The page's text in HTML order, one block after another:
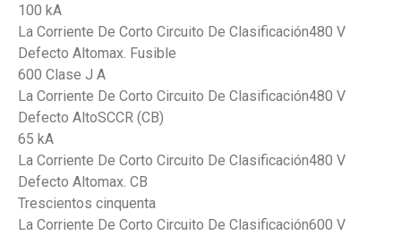
100 kA
La Corriente De Corto Circuito De Clasificación480 V
Defecto Altomax. Fusible
600 Clase J A
La Corriente De Corto Circuito De Clasificación480 V
Defecto AltoSCCR (CB)
65 kA
La Corriente De Corto Circuito De Clasificación480 V
Defecto Altomax. CB
Trescientos cinquenta
La Corriente De Corto Circuito De Clasificación600 V